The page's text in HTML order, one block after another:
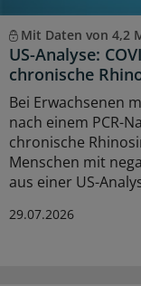
Mit Daten von 4,2
US-Analyse:
chronische
Bei Erwachsenen
nach einem PCR-
chronische
Menschen mit
aus einer US-
29.07.2026